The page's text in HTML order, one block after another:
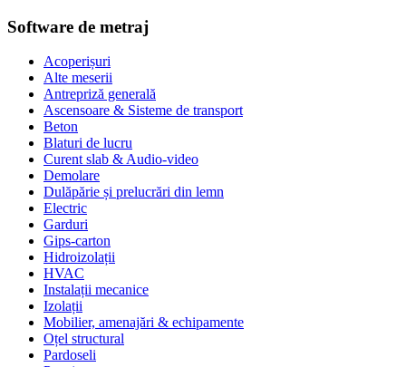
Software de metraj
Acoperișuri
Alte meserii
Antrepriză generală
Ascensoare & Sisteme de transport
Beton
Blaturi de lucru
Curent slab & Audio-video
Demolare
Dulăpărie și prelucrări din lemn
Electric
Garduri
Gips-carton
Hidroizolații
HVAC
Instalații mecanice
Izolații
Mobilier, amenajări & echipamente
Oțel structural
Pardoseli